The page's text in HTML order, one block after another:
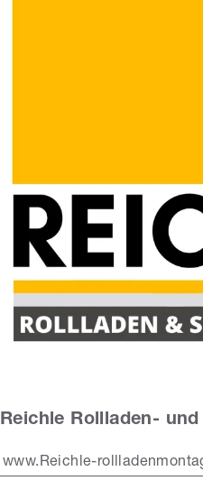
Reichle Rollladen-
www.Reichle-